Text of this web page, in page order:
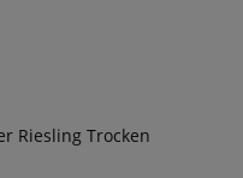
Riesling Trocken